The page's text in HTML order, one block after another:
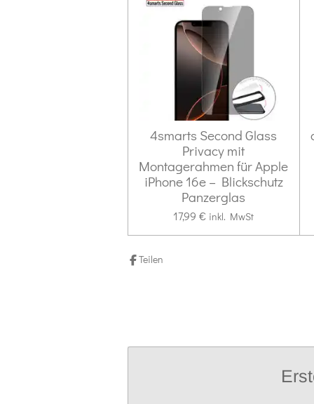
b
e
n
4smarts Second Glass
Privacy mit
Montagerahmen für Apple
iPhone 16e – Blickschutz
Panzerglas
17,99 € inkl. MwSt
Teilen